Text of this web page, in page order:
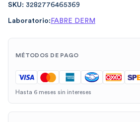
SKU: 3282776465369
Laboratorio: FABRE DERM
MÉTODOS DE PAGO
Hasta 6 meses sin intereses